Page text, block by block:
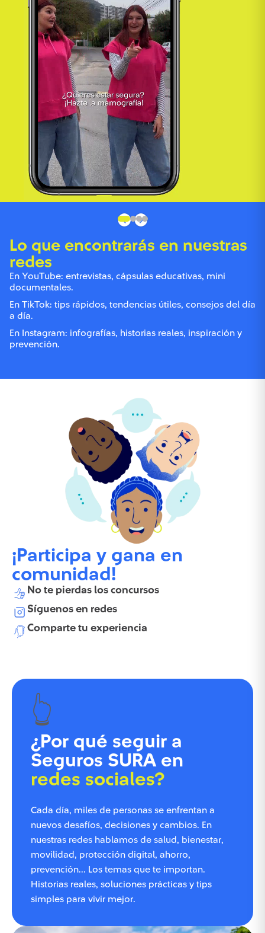
Lo que encontrarás en nuestras
redes
En YouTube: entrevistas, cápsulas educativas, mini
documentales.
En TikTok: tips rápidos, tendencias útiles, consejos del día
a día.
En Instagram: infografías, historias reales, inspiración y
prevención.
¡Participa y gana en
comunidad!
No te pierdas los concursos
Síguenos en redes
Comparte tu experiencia
👆
¿Por qué seguir a
Seguros SURA en
redes sociales?
Cada día, miles de personas se enfrentan a
nuevos desafíos, decisiones y cambios. En
nuestras redes hablamos de salud, bienestar,
movilidad, protección digital, ahorro,
prevención... Los temas que te importan.
Historias reales, soluciones prácticas y tips
simples para vivir mejor.